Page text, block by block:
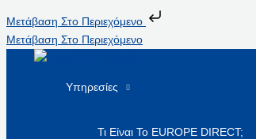
Μετάβαση Στο Περιεχόμενο
Μετάβαση Στο Περιεχόμενο
Υπηρεσίες
Τι Είναι Το EUROPE DIRECT;